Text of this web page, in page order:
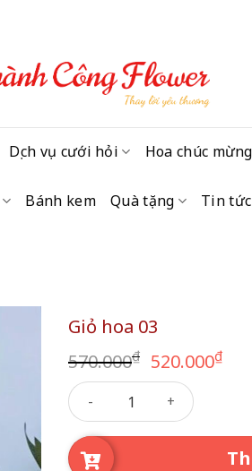
Dịch vụ cưới hỏi Hoa chúc mừng
Bánh kem Quà tặng Tin tức
Giỏ hoa 03
570.000₫ Giá
gốc
là:
570.000₫.
520.000₫Giá
Giỏ hoa 03 số lượng